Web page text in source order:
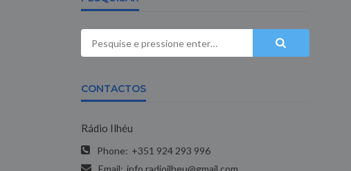
CONTACTOS
Rádio Ilhéu
Phone: +351 924 293 996
Email: info.radioilheu@gmail.com